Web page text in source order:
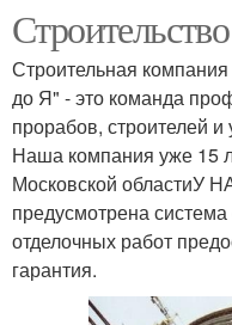
Строительная
до Я" - это команда
прорабов, строителей
Наша компания уже 15
Московской областиУ
предусмотрена
отделочных работ
гарантия.